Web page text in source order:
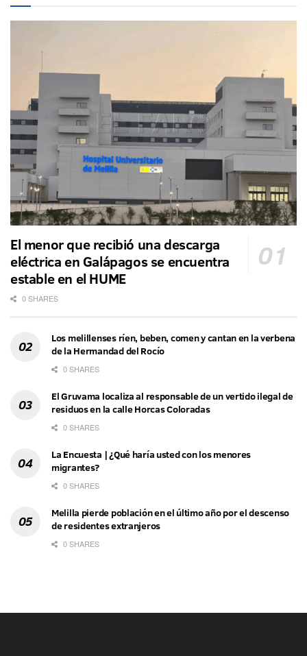
El menor que recibió una descarga
eléctrica en Galápagos se encuentra
estable en el HUME
0 SHARES
Los melillenses ríen, beben, comen y cantan en la verbena
de la Hermandad del Rocío
0 SHARES
El Gruvama localiza al responsable de un vertido ilegal de
residuos en la calle Horcas Coloradas
0 SHARES
La Encuesta | ¿Qué haría usted con los menores
migrantes?
0 SHARES
Melilla pierde población en el último año por el descenso
de residentes extranjeros
0 SHARES